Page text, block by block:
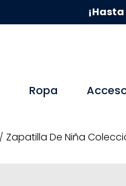
Ropa
Zapatilla De Niña